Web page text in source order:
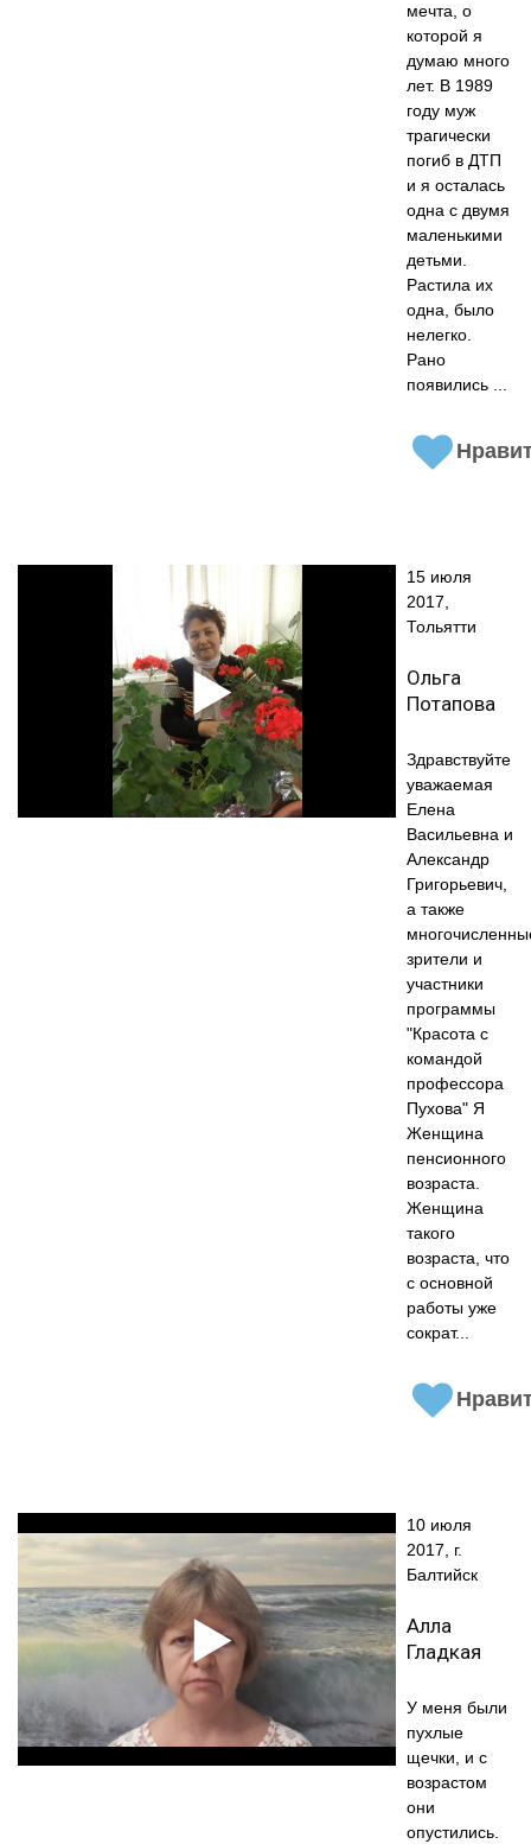
мечта, о
которой я
думаю много
лет. В 1989
году муж
трагически
погиб в ДТП
и я осталась
одна с двумя
маленькими
детьми.
Растила их
одна, было
нелегко.
Рано
появились ...
15 июля
2017,
Тольятти
Ольга
Потапова
Здравствуйте
уважаемая
Елена
Васильевна и
Александр
Григорьевич,
а также
зрители и
участники
программы
"Красота с
командой
профессора
Пухова" Я
Женщина
пенсионного
возраста.
Женщина
такого
возраста, что
с основной
работы уже
сократ...
10 июля
2017, г.
Балтийск
Алла
Гладкая
У меня были
пухлые
щечки, и с
возрастом
они
опустились.